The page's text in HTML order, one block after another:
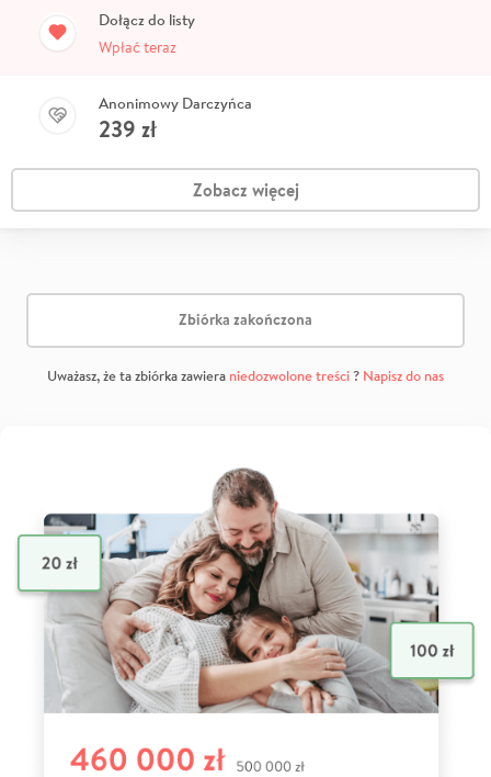
Dołącz do listy
Wpłać teraz
Anonimowy Darczyńca
239 zł
Zobacz więcej
Zbiórka zakończona
Uważasz, że ta zbiórka zawiera niedozwolone treści? Napisz do nas